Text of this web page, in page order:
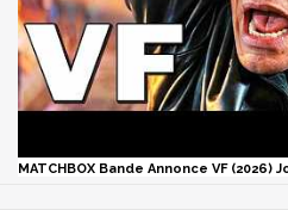
MATCHBOX Bande Annonce VF (2026)